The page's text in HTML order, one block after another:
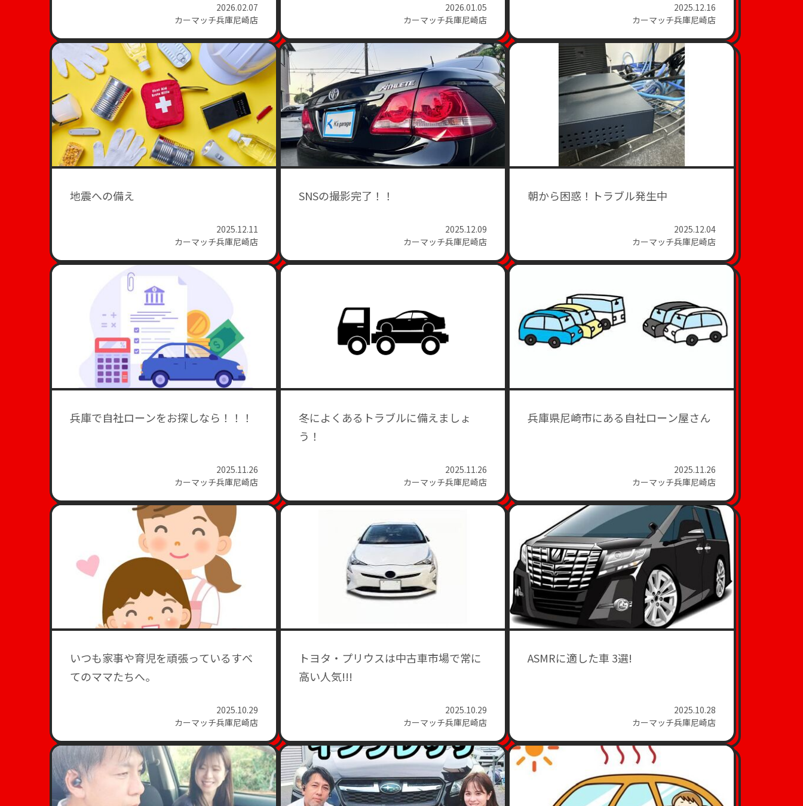
2026.02.07
カーマッチ兵庫尼崎店
2026.01.05
カーマッチ兵庫尼崎店
2025.12.16
カーマッチ兵庫尼崎店
地震への備え
2025.12.11
カーマッチ兵庫尼崎店
SNSの撮影完了！！
2025.12.09
カーマッチ兵庫尼崎店
朝から困惑！トラブル発生中
2025.12.04
カーマッチ兵庫尼崎店
兵庫で自社ローンをお探しなら！！！
2025.11.26
カーマッチ兵庫尼崎店
冬によくあるトラブルに備えましょ
う！
2025.11.26
カーマッチ兵庫尼崎店
兵庫県尼崎市にある自社ローン屋さん
2025.11.26
カーマッチ兵庫尼崎店
​いつも家事や育児を頑張っているすべ
てのママたちへ。
2025.10.29
カーマッチ兵庫尼崎店
トヨタ・プリウスは中古車市場で常に
高い人気!!!
2025.10.29
カーマッチ兵庫尼崎店
ASMRに適した車 3選!
2025.10.28
カーマッチ兵庫尼崎店